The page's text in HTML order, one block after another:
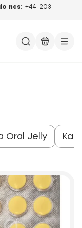
nas: +44-203-
Oral Jelly